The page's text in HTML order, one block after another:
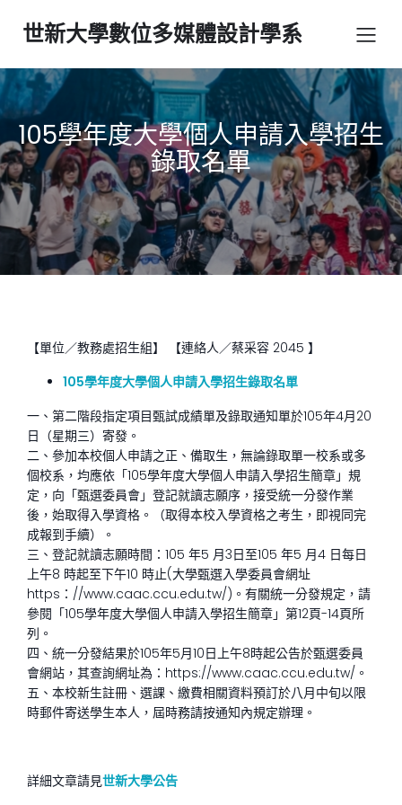
世新大學數位多媒體設計學系
105學年度大學個人申請入學招生
錄取名單
【單位／教務處招生組】 【連絡人／蔡采容 2045 】
105學年度大學個人申請入學招生錄取名單
一、第二階段指定項目甄試成績單及錄取通知單於105年4月20
日（星期三）寄發。
二、參加本校個人申請之正、備取生，無論錄取單一校系或多
個校系，均應依「105學年度大學個人申請入學招生簡章」規
定，向「甄選委員會」登記就讀志願序，接受統一分發作業
後，始取得入學資格。（取得本校入學資格之考生，即視同完
成報到手續）。
三、登記就讀志願時間：105 年5 月3日至105 年5 月4 日每日
上午8 時起至下午10 時止(大學甄選入學委員會網址
https：//www.caac.ccu.edu.tw/)。有關統一分發規定，請
參閱「105學年度大學個人申請入學招生簡章」第12頁-14頁所
列。
四、統一分發結果於105年5月10日上午8時起公告於甄選委員
會網站，其查詢網址為：https://www.caac.ccu.edu.tw/。
五、本校新生註冊、選課、繳費相關資料預訂於八月中旬以限
時郵件寄送學生本人，屆時務請按通知內規定辦理。
詳細文章請見世新大學公告